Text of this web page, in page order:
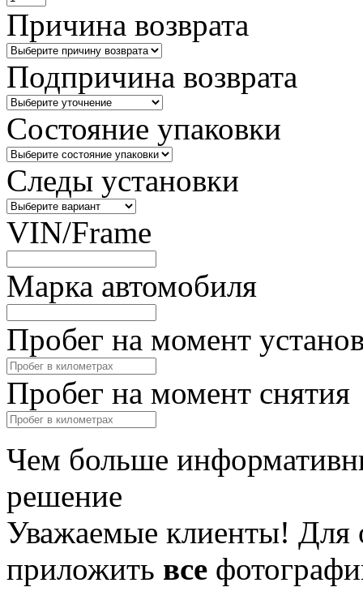
Причина возврата
Подпричина возврата
Состояние упаковки
Следы установки
VIN/Frame
Марка автомобиля
Пробег на момент
Пробег на момент снятия
Чем больше
решение
Уважаемые клиенты! Для
приложить все